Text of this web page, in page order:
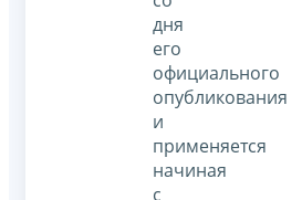
дня
его
официального
опубликования
и
применяется
начиная
с